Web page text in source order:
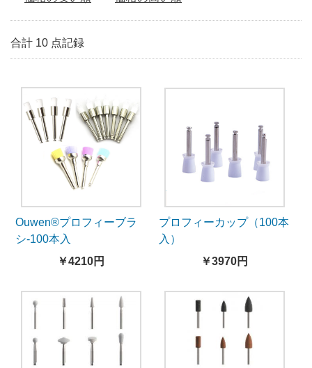
合計 10 点記録
Ouwen®プロフィーブラ
シ-100本入
￥4210円
プロフィーカップ（100本
入）
￥3970円